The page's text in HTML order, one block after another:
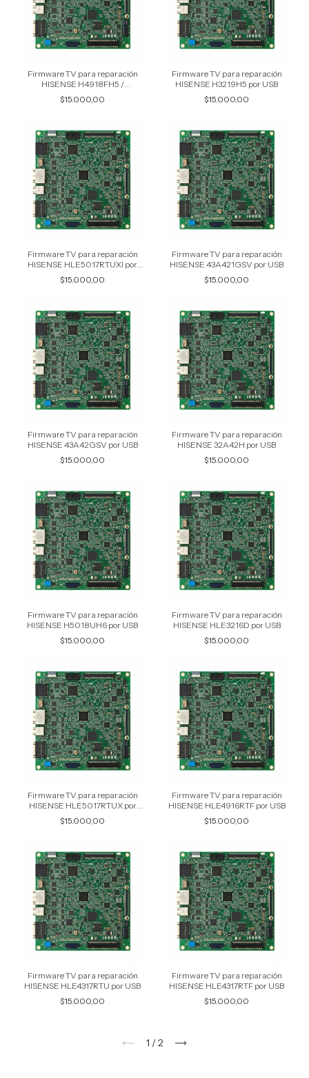
Firmware TV para reparación
HISENSE H4918FH5 /
HLE4918RTFIPE por USB
$15.000,00
Firmware TV para reparación
HISENSE H3219H5 por USB
$15.000,00
Firmware TV para reparación
HISENSE HLE5017RTUXI por
USB
$15.000,00
Firmware TV para reparación
HISENSE 43A421GSV por USB
$15.000,00
Firmware TV para reparación
HISENSE 43A42GSV por USB
$15.000,00
Firmware TV para reparación
HISENSE 32A42H por USB
$15.000,00
Firmware TV para reparación
HISENSE H5018UH6 por USB
$15.000,00
Firmware TV para reparación
HISENSE HLE3216D por USB
$15.000,00
Firmware TV para reparación
HISENSE HLE5017RTUX por
USB
$15.000,00
Firmware TV para reparación
HISENSE HLE4916RTF por USB
$15.000,00
Firmware TV para reparación
HISENSE HLE4317RTU por USB
$15.000,00
Firmware TV para reparación
HISENSE HLE4317RTF por USB
$15.000,00
1 /2